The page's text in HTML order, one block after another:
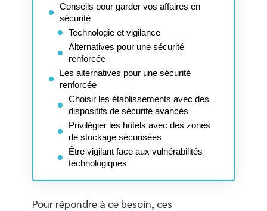
Conseils pour garder vos affaires en
sécurité
Technologie et vigilance
Alternatives pour une sécurité
renforcée
Les alternatives pour une sécurité
renforcée
Choisir les établissements avec des
dispositifs de sécurité avancés
Privilégier les hôtels avec des zones
de stockage sécurisées
Être vigilant face aux vulnérabilités
technologiques
Pour répondre à ce besoin, ces